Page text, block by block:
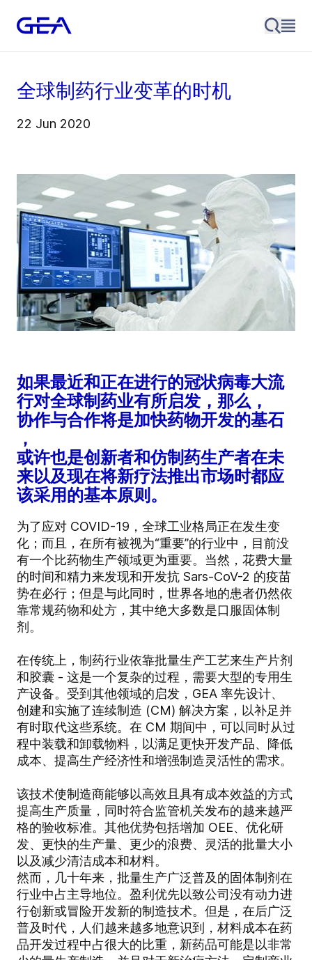
全球制药行业变革的时机
22 Jun 2020
如果最近和正在进行的冠状病毒大流
行对全球制药业有所启发，那么，
协作与合作将是加快药物开发的基石
，
或许也是创新者和仿制药生产者在未
来以及现在将新疗法推出市场时都应
该采用的基本原则。
为了应对 COVID-19，全球工业格局正在发生变
化；而且，在所有被视为“重要”的行业中，目前没
有一个比药物生产领域更为重要。当然，花费大量
的时间和精力来发现和开发抗 Sars-CoV-2 的疫苗
势在必行；但是与此同时，世界各地的患者仍然依
靠常规药物和处方，其中绝大多数是口服固体制
剂。
在传统上，制药行业依靠批量生产工艺来生产片剂
和胶囊 - 这是一个复杂的过程，需要大型的专用生
产设备。受到其他领域的启发，GEA 率先设计、
创建和实施了连续制造 (CM) 解决方案，以补足并
有时取代这些系统。在 CM 期间中，可以同时从过
程中装载和卸载物料，以满足更快开发产品、降低
成本、提高生产经济性和增强制造灵活性的需求。
该技术使制造商能够以高效且具有成本效益的方式
提高生产质量，同时符合监管机关发布的越来越严
格的验收标准。其他优势包括增加 OEE、优化研
发、更快的生产量、更少的浪费、灵活的批量大小
以及减少清洁成本和材料。
然而，几十年来，批量生产广泛普及的固体制剂在
行业中占主导地位。盈利优先以致公司没有动力进
行创新或冒险开发新的制造技术。但是，在后广泛
普及时代，人们越来越多地意识到，材料成本在药
品开发过程中占很大的比重，新药品可能是以非常